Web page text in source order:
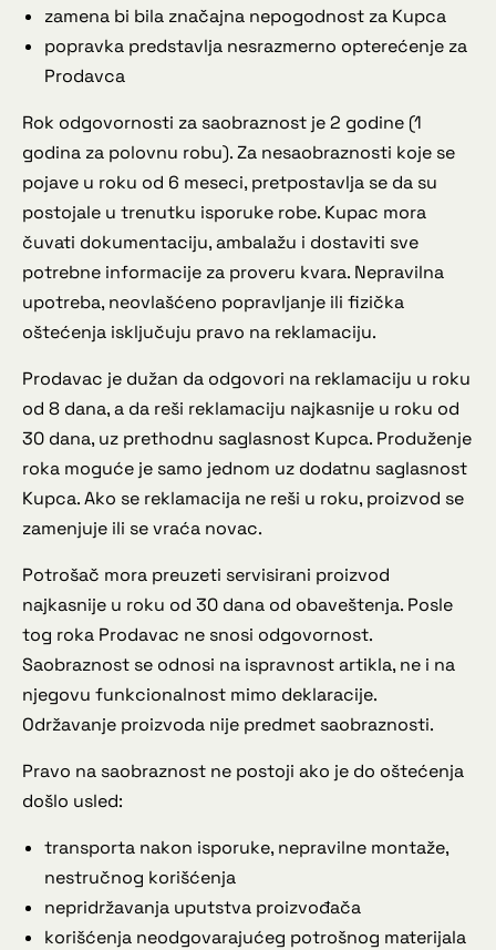
zamena bi bila značajna nepogodnost za Kupca
popravka predstavlja nesrazmerno opterećenje za
Prodavca
Rok odgovornosti za saobraznost je 2 godine (1
godina za polovnu robu). Za nesaobraznosti koje se
pojave u roku od 6 meseci, pretpostavlja se da su
postojale u trenutku isporuke robe. Kupac mora
čuvati dokumentaciju, ambalažu i dostaviti sve
potrebne informacije za proveru kvara. Nepravilna
upotreba, neovlašćeno popravljanje ili fizička
oštećenja isključuju pravo na reklamaciju.
Prodavac je dužan da odgovori na reklamaciju u roku
od 8 dana, a da reši reklamaciju najkasnije u roku od
30 dana, uz prethodnu saglasnost Kupca. Produženje
roka moguće je samo jednom uz dodatnu saglasnost
Kupca. Ako se reklamacija ne reši u roku, proizvod se
zamenjuje ili se vraća novac.
Potrošač mora preuzeti servisirani proizvod
najkasnije u roku od 30 dana od obaveštenja. Posle
tog roka Prodavac ne snosi odgovornost.
Saobraznost se odnosi na ispravnost artikla, ne i na
njegovu funkcionalnost mimo deklaracije.
Održavanje proizvoda nije predmet saobraznosti.
Pravo na saobraznost ne postoji ako je do oštećenja
došlo usled:
transporta nakon isporuke, nepravilne montaže,
nestručnog korišćenja
nepridržavanja uputstva proizvođača
korišćenja neodgovarajućeg potrošnog materijala